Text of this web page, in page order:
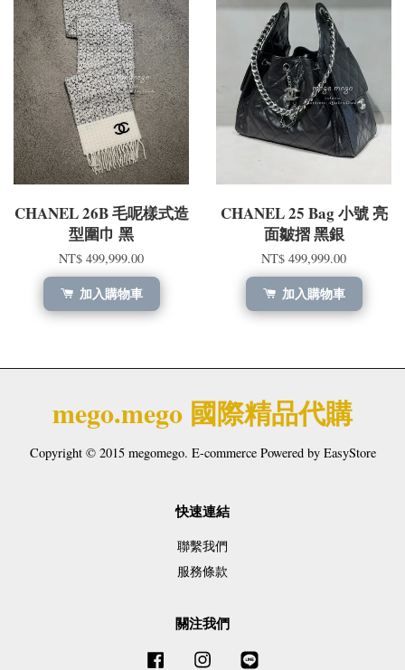
CHANEL 26B 毛呢樣式造
型圍巾 黑
NT$ 499,999.00
加入購物車
CHANEL 25 Bag 小號 亮
面皺摺 黑銀
NT$ 499,999.00
加入購物車
mego.mego 國際精品代購
Copyright © 2015 megomego. E-commerce Powered by EasyStore
快速連結
聯繫我們
服務條款
關注我們
Facebook Instagram